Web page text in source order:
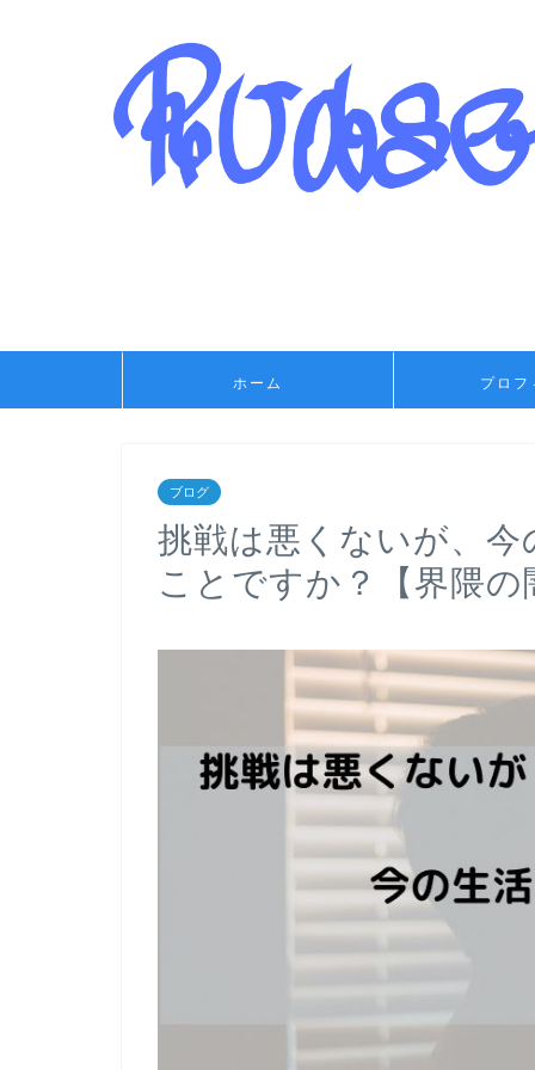
ホーム プロフ
ブログ
挑戦は悪くないが、
ことですか？【界隈の